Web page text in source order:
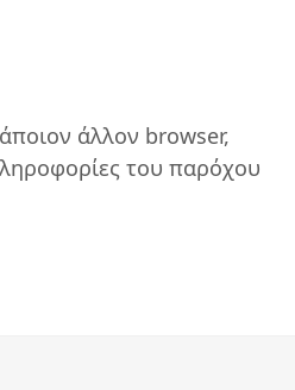
άλλον browser,
του παρόχου